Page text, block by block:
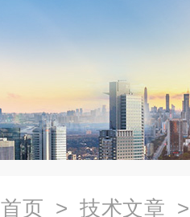
首页 > 技术文章